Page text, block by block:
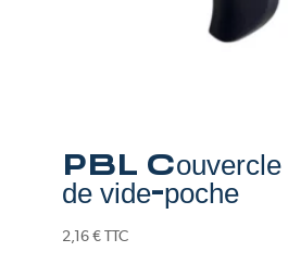
PBL Couvercle
de vide-poche
2,16€ TTC